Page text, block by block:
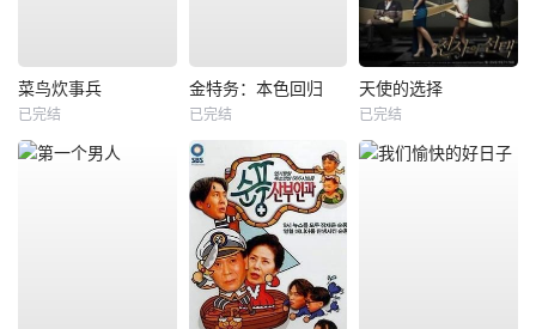
菜鸟炊事兵
已完结
金特务：本色回归
已完结
天使的选择
已完结